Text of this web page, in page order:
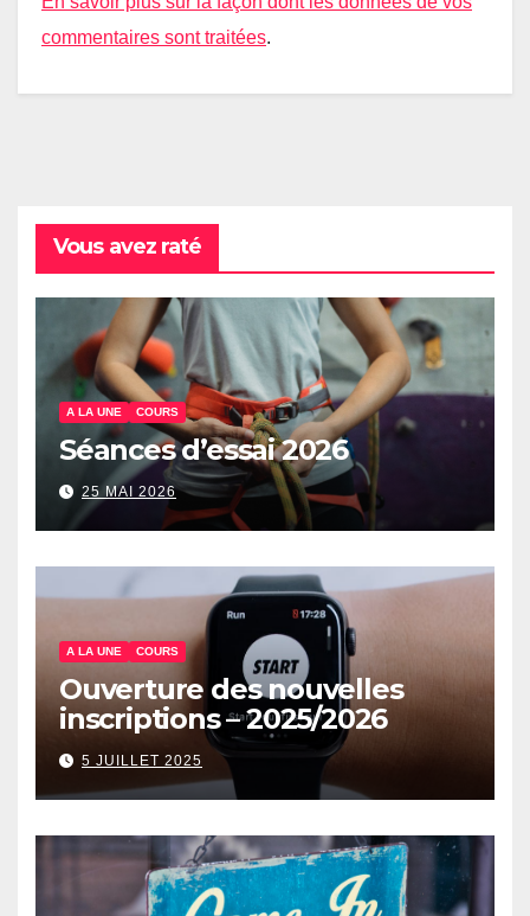
commentaires sont traitées.
Vous avez raté
A LA UNE COURS
Séances d’essai 2026
25 MAI 2026
A LA UNE COURS
Ouverture des nouvelles
inscriptions – 2025/2026
5 JUILLET 2025